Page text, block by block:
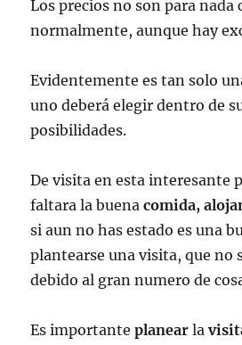
Los precios no son para nada
normalmente, aunque hay
Evidentemente es tan solo
uno deberá elegir dentro de
posibilidades.
De visita en esta interesante
faltara la buenacomida,
si aun no has estado es una
plantearse una visita, que no
debido al gran numero de
Es importanteplanear la